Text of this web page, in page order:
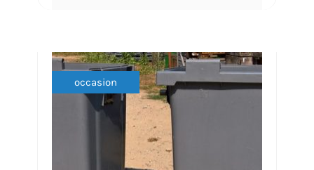
occasion